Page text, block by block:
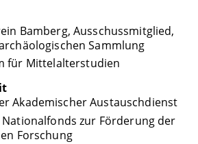
Bamberg, Ausschussmitglied,
Sammlung
für Mittelalterstudien
Akademischer Austauschdienst
Nationalfonds zur Förderung der
Forschung